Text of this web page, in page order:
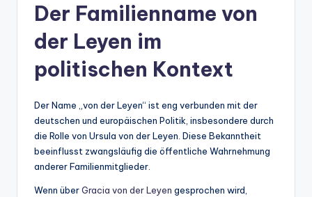
Der Familienname von
der Leyen im
politischen Kontext
Der Name „von der Leyen“ ist eng verbunden mit der
deutschen und europäischen Politik, insbesondere durch
die Rolle von Ursula von der Leyen. Diese Bekanntheit
beeinflusst zwangsläufig die öffentliche Wahrnehmung
anderer Familienmitglieder.
Wenn überGracia von der Leyen gesprochen wird,